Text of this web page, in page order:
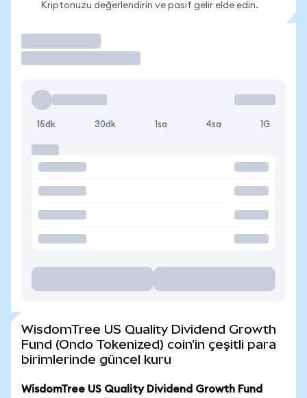
Kriptonuzu değerlendirin ve pasif gelir elde edin.
15dk 30dk 1sa 4sa 1G
WisdomTree US Quality Dividend Growth
Fund (Ondo Tokenized) coin'in çeşitli para
birimlerinde güncel kuru
WisdomTree US Quality Dividend Growth Fund